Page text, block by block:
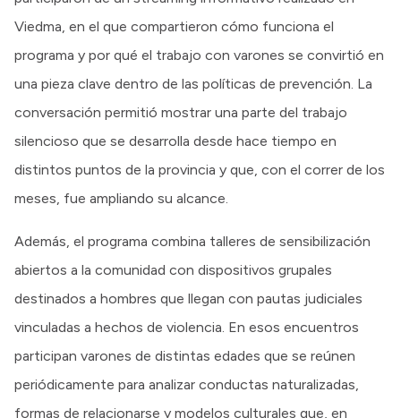
Viedma, en el que compartieron cómo funciona el
programa y por qué el trabajo con varones se convirtió en
una pieza clave dentro de las políticas de prevención. La
conversación permitió mostrar una parte del trabajo
silencioso que se desarrolla desde hace tiempo en
distintos puntos de la provincia y que, con el correr de los
meses, fue ampliando su alcance.
Además, el programa combina talleres de sensibilización
abiertos a la comunidad con dispositivos grupales
destinados a hombres que llegan con pautas judiciales
vinculadas a hechos de violencia. En esos encuentros
participan varones de distintas edades que se reúnen
periódicamente para analizar conductas naturalizadas,
formas de relacionarse y modelos culturales que, en